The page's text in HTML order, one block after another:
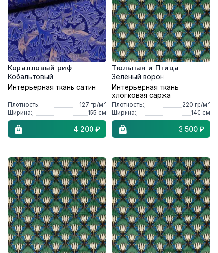
Коралловый риф
Кобальтовый
Интерьерная ткань сатин
Плотность: 127 гр/м²
Ширина:
155 см
4 200 ₽
Тюльпан и Птица
Зелёный ворон
Интерьерная ткань
хлопковая саржа
Плотность: 220 гр/м²
Ширина:
140 см
3 500 ₽